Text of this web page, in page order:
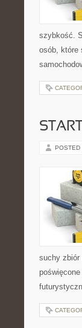
szybkość.
osób, które
POSTED
suchy zbiór